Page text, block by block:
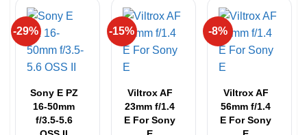
-29%
Sony E PZ
16-50mm
f/3.5-5.6
-15%
Viltrox AF
23mm f/1.4
E For Sony
-8%
Viltrox AF
56mm f/1.4
E For Sony